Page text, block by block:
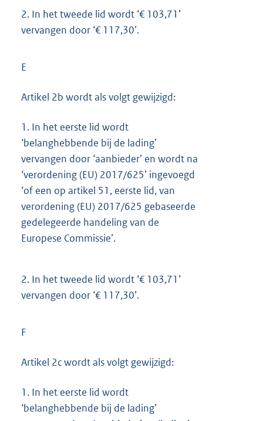
2. In het tweede lid wordt ‘€ 103,71’
vervangen door ‘€ 117,30’.
E
Artikel 2b wordt als volgt gewijzigd:
1. In het eerste lid wordt
‘belanghebbende bij de lading’
vervangen door ‘aanbieder’ en wordt na
‘verordening (EU) 2017/625’ ingevoegd
‘of een op artikel 51, eerste lid, van
verordening (EU) 2017/625 gebaseerde
gedelegeerde handeling van de
Europese Commissie’.
2. In het tweede lid wordt ‘€ 103,71’
vervangen door ‘€ 117,30’.
F
Artikel 2c wordt als volgt gewijzigd:
1. In het eerste lid wordt
‘belanghebbende bij de lading’